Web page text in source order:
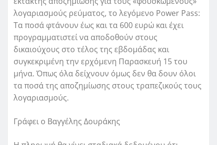
λογαριασμούς ρεύματος, το λεγόμενο Power Pass:
Τα ποσά φτάνουν έως και τα 600 ευρώ και έχει
προγραμματιστεί να αποδοθούν στους
δικαιούχους στο τέλος της εβδομάδας και
συγκεκριμένη την ερχόμενη Παρασκευή 15 του
μήνα. Όπως όλα δείχνουν όμως δεν θα δουν όλοι
τα ποσά της αποζημίωσης στους τραπεζικούς τους
λογαριασμούς.
Γράφει ο Βαγγέλης Δουράκης